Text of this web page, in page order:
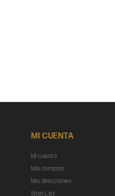
MI CUENTA
Mi cuenta
Mis compras
Mis direcciones
Wish List